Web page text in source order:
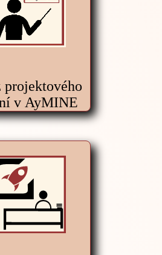
projektového
v AyMINE